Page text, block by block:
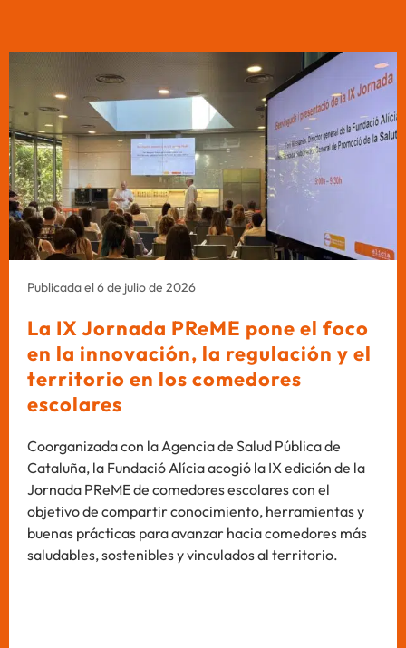
Publicada el 6 de julio de 2026
La IX Jornada PReME pone el foco
en la innovación, la regulación y el
territorio en los comedores
escolares
Coorganizada con la Agencia de Salud Pública de
Cataluña, la Fundació Alícia acogió la IX edición de la
Jornada PReME de comedores escolares con el
objetivo de compartir conocimiento, herramientas y
buenas prácticas para avanzar hacia comedores más
saludables, sostenibles y vinculados al territorio.